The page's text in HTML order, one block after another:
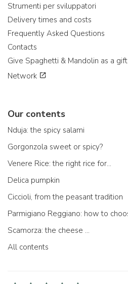
Strumenti per sviluppatori
Delivery times and costs
Frequently Asked Questions
Contacts
Give Spaghetti & Mandolin as a gift
Network
Our contents
Nduja: the spicy salami
Gorgonzola sweet or spicy?
Venere Rice: the right rice for...
Delica pumpkin
Ciccioli, from the peasant tradition
Scamorza: the cheese ...
All contents